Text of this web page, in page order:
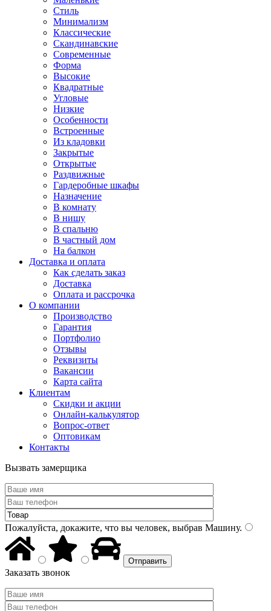
Стиль
Минимализм
Классические
Скандинавские
Современные
Форма
Высокие
Квадратные
Угловые
Низкие
Особенности
Встроенные
Из кладовки
Закрытые
Открытые
Раздвижные
Гардеробные шкафы
Назначение
В комнату
В нишу
В спальню
В частный дом
На балкон
Доставка и оплата
Как сделать заказ
Доставка
Оплата и рассрочка
О компании
Производство
Гарантия
Портфолио
Отзывы
Реквизиты
Вакансии
Карта сайта
Клиентам
Скидки и акции
Онлайн-калькулятор
Вопрос-ответ
Оптовикам
Контакты
Вызвать замерщика
Пожалуйста, докажите, что вы человек, выбрав Машину.
Заказать звонок